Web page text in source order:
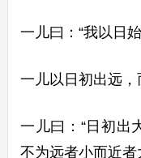
一儿曰：“我以日
一儿以日初出远
一儿曰：“日初出
不为远者小而近者